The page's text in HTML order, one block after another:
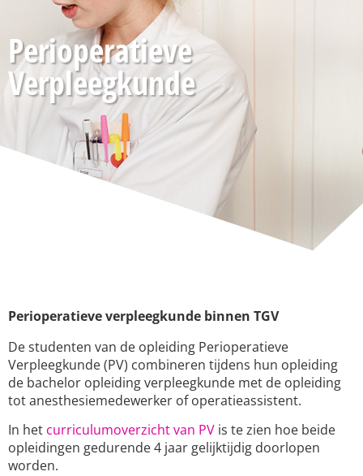
Perioperatieve
Verpleegkunde
Perioperatieve verpleegkunde binnen TGV
De studenten van de opleiding Perioperatieve
Verpleegkunde (PV) combineren tijdens hun opleiding
de bachelor opleiding verpleegkunde met de opleiding
tot anesthesiemedewerker of operatieassistent.
In het curriculumoverzicht van PV is te zien hoe beide
opleidingen gedurende 4 jaar gelijktijdig doorlopen
worden.